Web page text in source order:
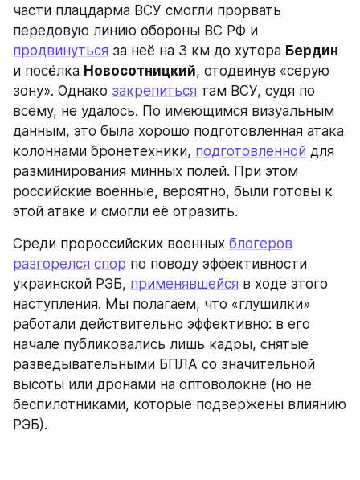
части плацдарма ВСУ смогли прорвать
продвинуться за неё на 3 км до хутора Бердин
и посёлка Новосотницкий, отодвинув «серую
зону». Однако закрепиться там ВСУ, судя по
всему, не удалось. По имеющимся визуальным
данным, это была хорошо подготовленная атака
колоннами бронетехники, подготовленной для
разминирования минных полей. При этом
российские военные, вероятно, были готовы к
этой атаке и смогли её отразить.
Среди пророссийских военных блогеров
разгорелся спор по поводу эффективности
украинской РЭБ, применявшейся в ходе этого
наступления. Мы полагаем, что «глушилки»
работали действительно эффективно: в его
начале публиковались лишь кадры, снятые
разведывательными БПЛА со значительной
высоты или дронами на оптоволокне (но не
беспилотниками, которые подвержены влиянию
РЭБ).